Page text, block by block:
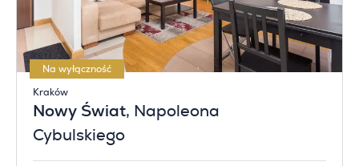
Na wyłączność
Kraków
Nowy Świat, Napoleona
Cybulskiego